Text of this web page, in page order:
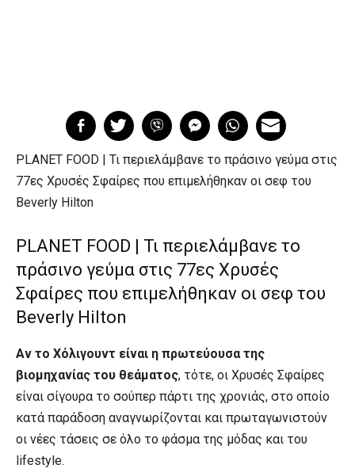
PLANET FOOD | Τι περιελάμβανε το πράσινο γεύμα στις
77ες Χρυσές Σφαίρες που επιμελήθηκαν οι σεφ του
Beverly Hilton
PLANET FOOD | Τι περιελάμβανε το
πράσινο γεύμα στις 77ες Χρυσές
Σφαίρες που επιμελήθηκαν οι σεφ του
Beverly Hilton
Αν το Χόλιγουντ είναι η πρωτεύουσα της
βιομηχανίας του θεάματος, τότε, οι Χρυσές Σφαίρες
είναι σίγουρα το σούπερ πάρτι της χρονιάς, στο οποίο
κατά παράδοση αναγνωρίζονται και πρωταγωνιστούν
οι νέες τάσεις σε όλο το φάσμα της μόδας και του
lifestyle.